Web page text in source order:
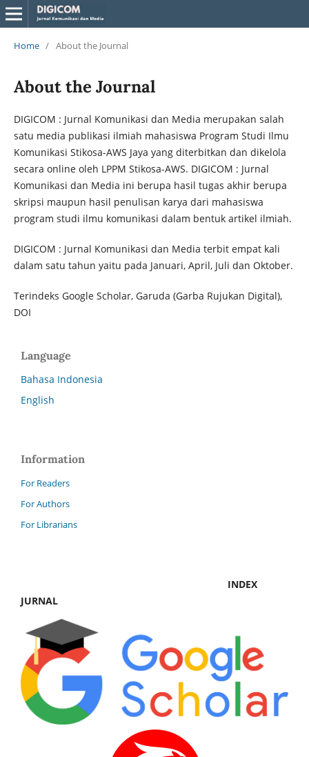
Home / About the Journal
About the Journal
DIGICOM : Jurnal Komunikasi dan Media merupakan salah
satu media publikasi ilmiah mahasiswa Program Studi Ilmu
Komunikasi Stikosa-AWS Jaya yang diterbitkan dan dikelola
secara online oleh LPPM Stikosa-AWS. DIGICOM : Jurnal
Komunikasi dan Media ini berupa hasil tugas akhir berupa
skripsi maupun hasil penulisan karya dari mahasiswa
program studi ilmu komunikasi dalam bentuk artikel ilmiah.
DIGICOM : Jurnal Komunikasi dan Media terbit empat kali
dalam satu tahun yaitu pada Januari, April, Juli dan Oktober.
Terindeks Google Scholar, Garuda (Garba Rujukan Digital),
DOI
Language
Bahasa Indonesia
English
Information
For Readers
For Authors
For Librarians
INDEX
JURNAL